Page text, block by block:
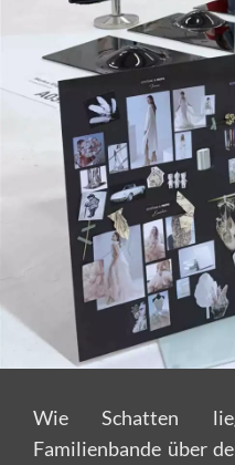
Wie Schatten
Familienbande über